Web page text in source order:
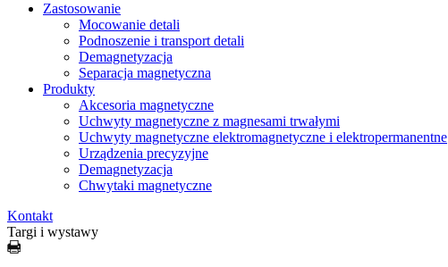
Zastosowanie
Mocowanie detali
Podnoszenie i transport detali
Demagnetyzacja
Separacja magnetyczna
Produkty
Akcesoria magnetyczne
Uchwyty magnetyczne z magnesami trwałymi
Uchwyty magnetyczne elektromagnetyczne i elektropermanentne
Urządzenia precyzyjne
Demagnetyzacja
Chwytaki magnetyczne
Kontakt
Targi i wystawy